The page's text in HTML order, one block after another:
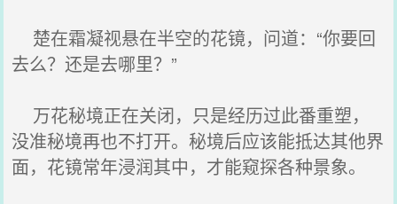
楚在霜凝视悬在半空的花镜，问道：“你要回
去么？还是去哪里？”
万花秘境正在关闭，只是经历过此番重塑，
没准秘境再也不打开。秘境后应该能抵达其他界
面，花镜常年浸润其中，才能窥探各种景象。